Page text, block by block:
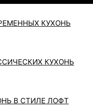
КУХОНЬ
КУХОНЬ
В СТИЛЕ ЛОФТ